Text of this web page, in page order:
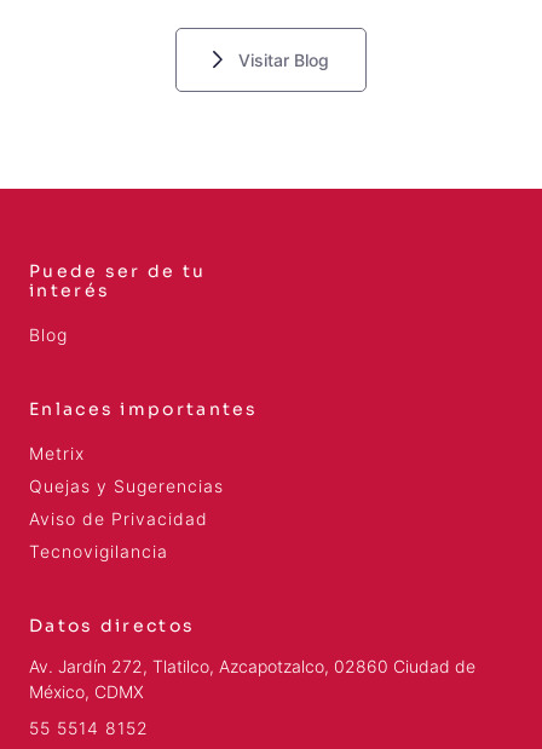
Visitar Blog
Puede ser de tu
interés
Blog
Enlaces importantes
Metrix
Quejas y Sugerencias
Aviso de Privacidad
Tecnovigilancia
Datos directos
Av. Jardín 272, Tlatilco, Azcapotzalco, 02860 Ciudad de
México, CDMX
55 5514 8152